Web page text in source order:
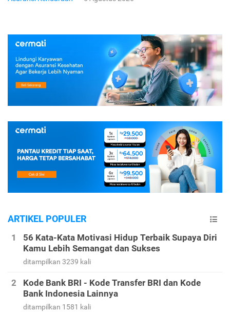
ARTIKEL POPULER
56 Kata-Kata Motivasi Hidup Terbaik Supaya Diri
Kamu Lebih Semangat dan Sukses
ditampilkan 3239 kali
Kode Bank BRI - Kode Transfer BRI dan Kode
Bank Indonesia Lainnya
ditampilkan 1581 kali